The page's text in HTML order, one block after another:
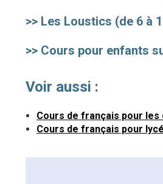
>> Les Loustics (de 6 à
>> Cours pour enfants
Voir aussi :
Cours de français pour les
Cours de français pour